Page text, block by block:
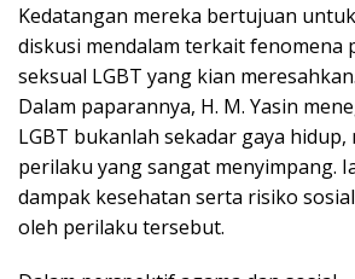
Kedatangan mereka bertujuan
diskusi mendalam terkait fenomena
seksual LGBT yang kian meresahkan.
Dalam paparannya, H. M. Yasin
LGBT bukanlah sekadar gaya hidup,
perilaku yang sangat menyimpang.
dampak kesehatan serta risiko
oleh perilaku tersebut.